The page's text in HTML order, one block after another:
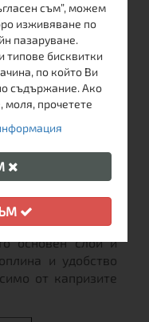
където тя може
остава суха
и
активност с
изсъхват по-
влага, а я
свойства и
Kilpi Merin-
спортни дейности
основен слой и
и удобство
от капризите
съм”, можем
изживяване по
пазаруване.
типове бисквитки
по който Ви
съдържание. Ако
моля, прочетете